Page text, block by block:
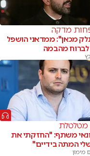
מדקה
מכאן": ממדאני הושפל
לברוח מהבמה
מטלטלת
משתף: "החזקתי את
המתה בידיים"
מימון